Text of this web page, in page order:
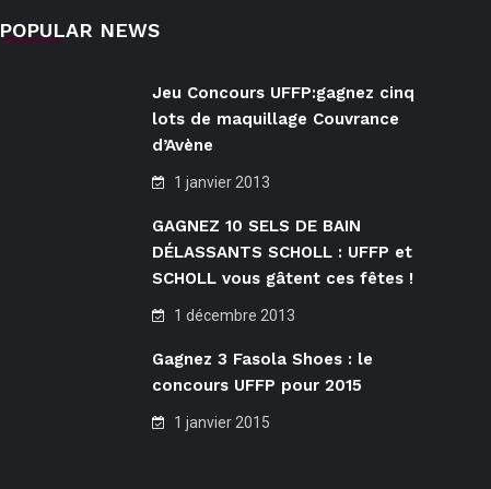
POPULAR NEWS
Jeu Concours UFFP:gagnez cinq
lots de maquillage Couvrance
d’Avène
1 janvier 2013
GAGNEZ 10 SELS DE BAIN
DÉLASSANTS SCHOLL : UFFP et
SCHOLL vous gâtent ces fêtes !
1 décembre 2013
Gagnez 3 Fasola Shoes : le
concours UFFP pour 2015
1 janvier 2015